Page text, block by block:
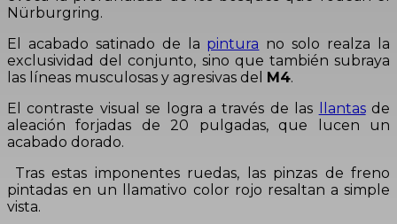
Nürburgring.
El acabado satinado de la pintura no solo realza la
exclusividad del conjunto, sino que también subraya
las líneas musculosas y agresivas del M4.
El contraste visual se logra a través de las
llantasde
aleación forjadas de 20 pulgadas, que lucen un
acabado dorado.
Tras estas imponentes ruedas, las pinzas de freno
pintadas en un llamativo color rojo resaltan a simple
vista.